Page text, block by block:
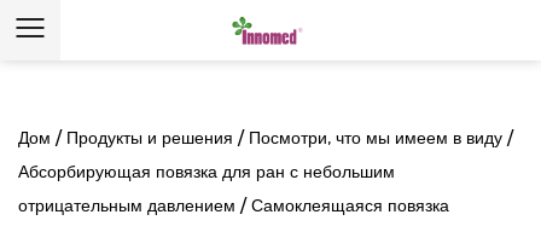
Дом / Продукты и решения / Посмотри, что мы имеем в виду /
Абсорбирующая повязка для ран с небольшим
отрицательным давлением /Самоклеящаяся повязка